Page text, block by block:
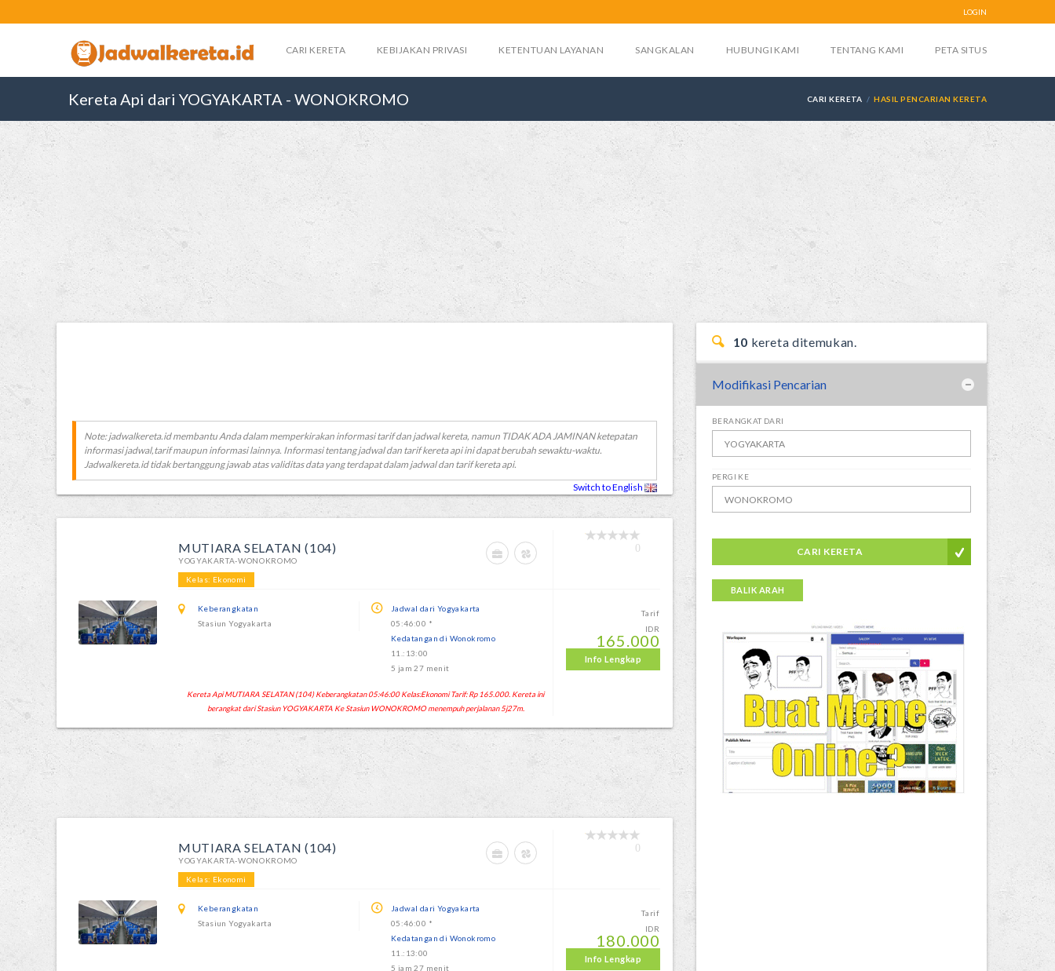
LOGIN
CARI KERETA KEBIJAKAN PRIVASI KETENTUAN LAYANAN SANGKALAN HUBUNGI KAMI TENTANG KAMI PETA SITUS
Kereta Api dari YOGYAKARTA - WONOKROMO CARI KERETA HASIL PENCARIAN KERETA
Note: jadwalkereta.id membantu Anda dalam memperkirakan informasi tarif dan jadwal kereta, namun TIDAK ADA JAMINAN ketepatan
informasi jadwal,tarif maupun informasi lainnya. Informasi tentang jadwal dan tarif kereta api ini dapat berubah sewaktu-waktu.
Jadwalkereta.id tidak bertanggung jawab atas validitas data yang terdapat dalam jadwal dan tarif kereta api.
Switch to English
MUTIARA SELATAN (104)
YOGYAKARTA-WONOKROMO
Kelas: Ekonomi
0
Keberangkatan
Stasiun Yogyakarta
Jadwal dari Yogyakarta
05:46:00 *
Kedatangan di Wonokromo
11.:13:00
5 jam 27 menit
Tarif
IDR
165.000
Info Lengkap
Kereta Api MUTIARA SELATAN (104) Keberangkatan 05:46:00 Kelas:Ekonomi Tarif: Rp 165.000. Kereta ini
berangkat dari Stasiun YOGYAKARTA Ke Stasiun WONOKROMO menempuh perjalanan 5j27m.
MUTIARA SELATAN (104)
YOGYAKARTA-WONOKROMO
Kelas: Ekonomi
0
Keberangkatan
Stasiun Yogyakarta
Jadwal dari Yogyakarta
05:46:00 *
Kedatangan di Wonokromo
11.:13:00
5 jam 27 menit
Tarif
IDR
180.000
Info Lengkap
10 kereta ditemukan.
Modifikasi Pencarian
BERANGKAT DARI
PERGI KE
CARI KERETA
BALIK ARAH